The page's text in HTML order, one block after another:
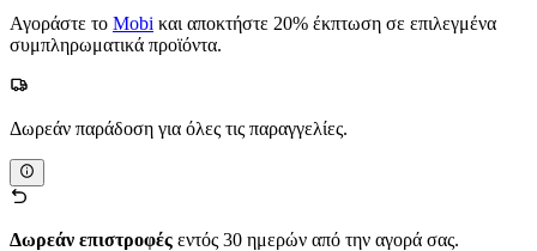
Αγοράστε το Mobi και αποκτήστε 20% έκπτωση σε επιλεγμένα
συμπληρωματικά προϊόντα.
Δωρεάν παράδοση για όλες τις παραγγελίες.
Δωρεάν επιστροφές εντός 30 ημερών από την αγορά σας.